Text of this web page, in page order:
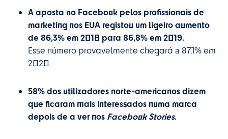
A aposta no Facebook pelos profissionais de
marketing nos EUA registou um ligeiro aumento
de 86,3% em 2018 para 86,8% em 2019.
Esse número provavelmente chegará a 87,1% em
2020.
58% dos utilizadores norte-americanos dizem
que ficaram mais interessados numa marca
depois de a ver nos Facebook Stories.